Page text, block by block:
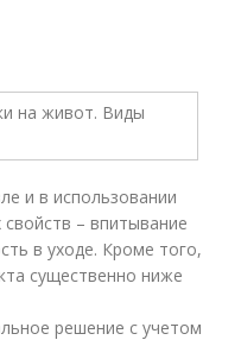
и в использовании
– впитывание
в уходе. Кроме того,
существенно ниже
решение с учетом